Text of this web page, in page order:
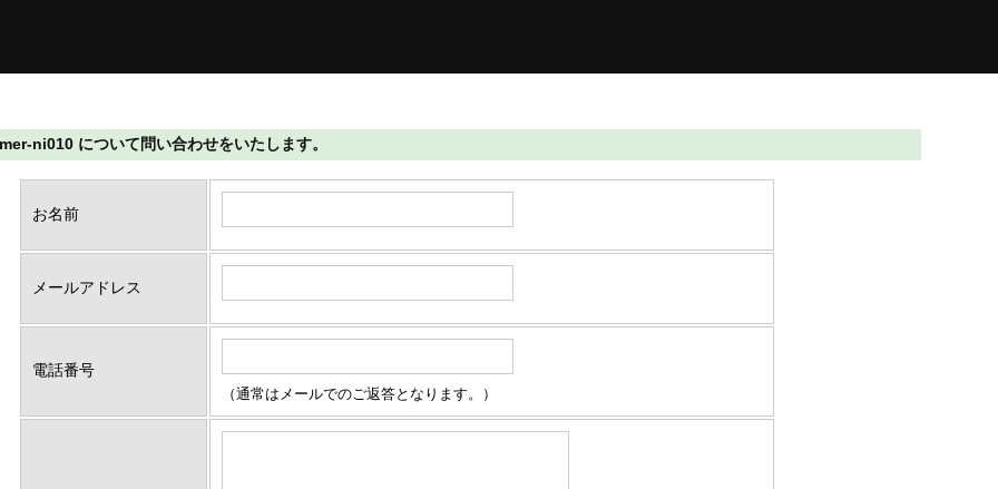
ni010 について問い合わせをいたします。
お名前
メールアドレス
電話番号
（通常はメールでのご返答となります。）